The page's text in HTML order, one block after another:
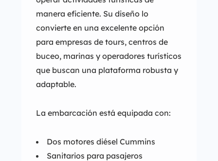
manera eficiente. Su diseño lo
convierte en una excelente opción
para empresas de tours, centros de
buceo, marinas y operadores turísticos
que buscan una plataforma robusta y
adaptable.
La embarcación está equipada con:
Dos motores diésel Cummins
Sanitarios para pasajeros